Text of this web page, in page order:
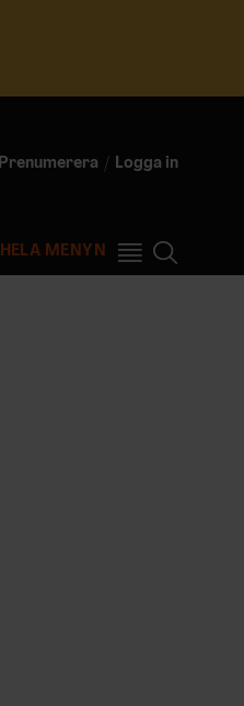
Prenumerera Logga in
HELA MENYN